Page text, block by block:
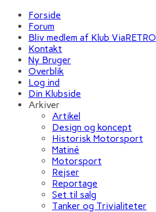
Forside
Forum
Bliv medlem af Klub ViaRETRO
Kontakt
Ny Bruger
Overblik
Log ind
Din Klubside
Arkiver
Artikel
Design og koncept
Historisk Motorsport
Matiné
Motorsport
Rejser
Reportage
Set til salg
Tanker og Trivialiteter